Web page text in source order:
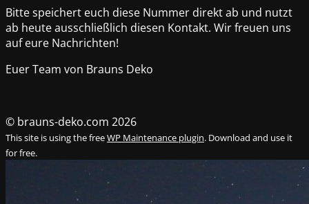
Bitte speichert euch diese Nummer direkt ab und nutzt
ab heute ausschließlich diesen Kontakt. Wir freuen uns
auf eure Nachrichten!
Euer Team von Brauns Deko
© brauns-deko.com 2026
This site is using the freeWP Maintenance plugin. Download and use it
for free.